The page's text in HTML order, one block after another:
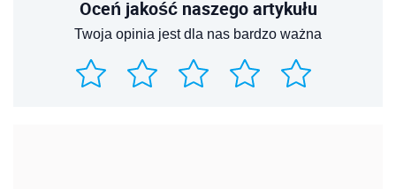
Oceń jakość naszego artykułu
Twoja opinia jest dla nas bardzo ważna